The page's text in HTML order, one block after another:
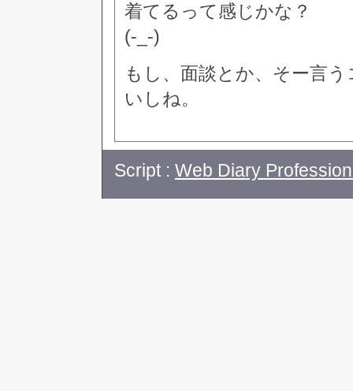
着てるって感じかな？
(-_-)
もし、面談とか、そー言
いしね。
Script : Web Diary